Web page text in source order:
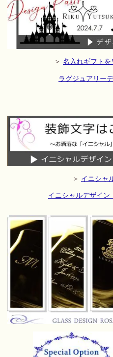
＞ 名入れギフトを
ラグジュアリー
＞ イニシャ
イニシャルデザイン